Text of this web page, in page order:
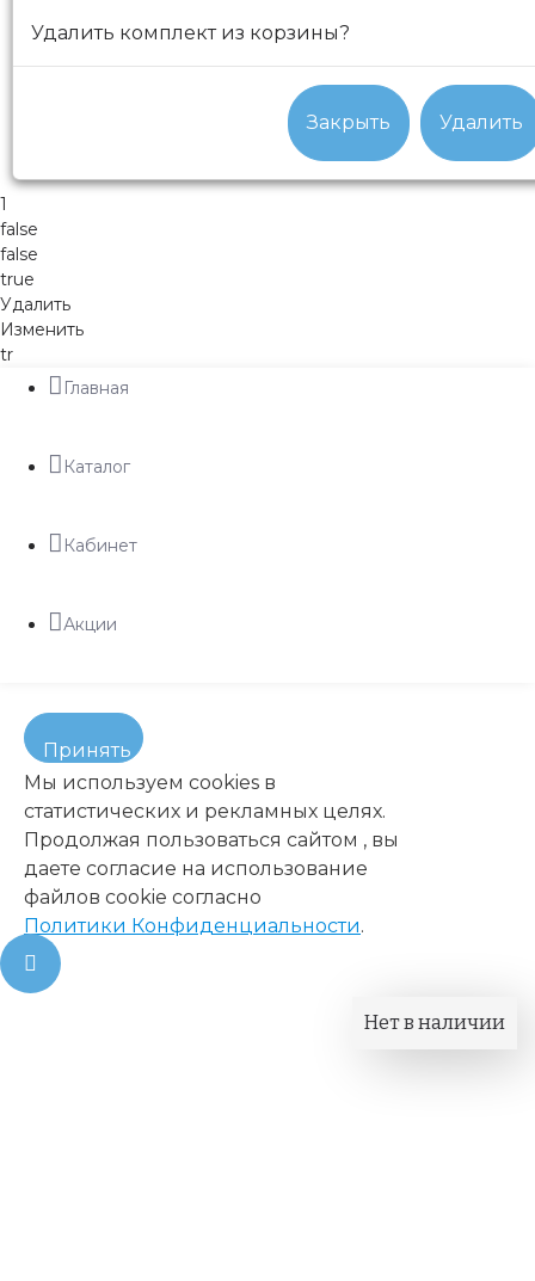
Нет в наличии
Удалить комплект из корзины?
Закрыть Удалить
1
false
false
true
Удалить
Изменить
tr
Главная
Каталог
Кабинет
Акции
Принять
Мы используем cookies в
статистических и рекламных целях.
Продолжая пользоваться сайтом , вы
даете согласие на использование
файлов cookie согласно
Политики Конфиденциальности.